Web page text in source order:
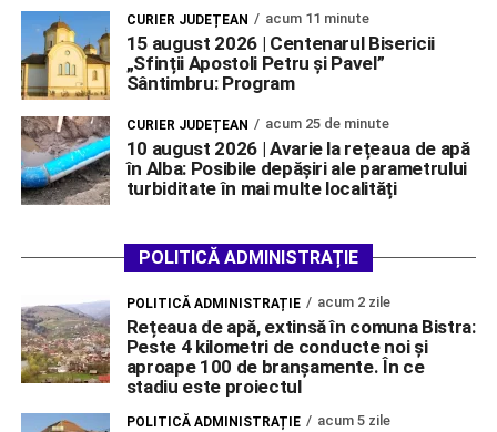
CURIER JUDEȚEAN acum 11 minute
15 august 2026 | Centenarul Bisericii
„Sfinții Apostoli Petru și Pavel”
Sântimbru: Program
CURIER JUDEȚEAN acum 25 de minute
10 august 2026 | Avarie la rețeaua de apă
în Alba: Posibile depășiri ale parametrului
turbiditate în mai multe localități
POLITICĂ ADMINISTRAȚIE
POLITICĂ ADMINISTRAȚIE acum 2 zile
Rețeaua de apă, extinsă în comuna Bistra:
Peste 4 kilometri de conducte noi și
aproape 100 de branșamente. În ce
stadiu este proiectul
POLITICĂ ADMINISTRAȚIE acum 5 zile